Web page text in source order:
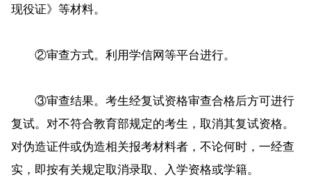
现役证》等材料。
②审查方式。利用学信网等平台进行。
③审查结果。考生经复试资格审查合格后方可进行
复试。对不符合教育部规定的考生，取消其复试资格。
对伪造证件或伪造相关报考材料者，不论何时，一经查
实，即按有关规定取消录取、入学资格或学籍。